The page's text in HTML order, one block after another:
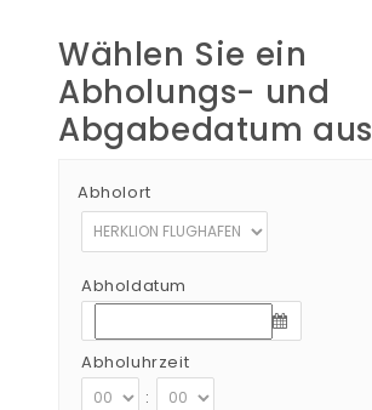
Wählen Sie ein
Abholungs- und
Abgabedatum aus
Abholort
Abholdatum
Abholuhrzeit
: